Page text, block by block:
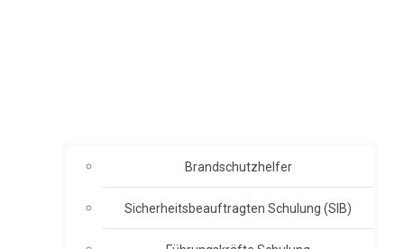
Brandschutzhelfer
Sicherheitsbeauftragten Schulung (SIB)